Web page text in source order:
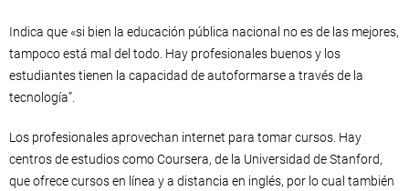
Indica que «si bien la educación pública nacional no es de las mejores,
tampoco está mal del todo. Hay profesionales buenos y los
estudiantes tienen la capacidad de autoformarse a través de la
tecnología”.
Los profesionales aprovechan internet para tomar cursos. Hay
centros de estudios como Coursera, de la Universidad de Stanford,
que ofrece cursos en línea y a distancia en inglés, por lo cual también